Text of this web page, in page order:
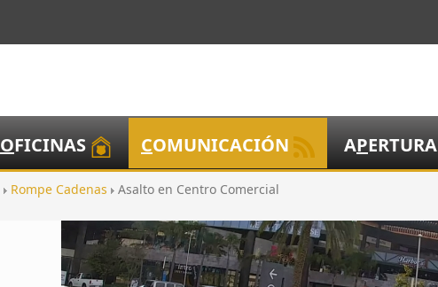
OFICINAS COMUNICACIÓN APERTURA
Rompe Cadenas Asalto en Centro Comercial